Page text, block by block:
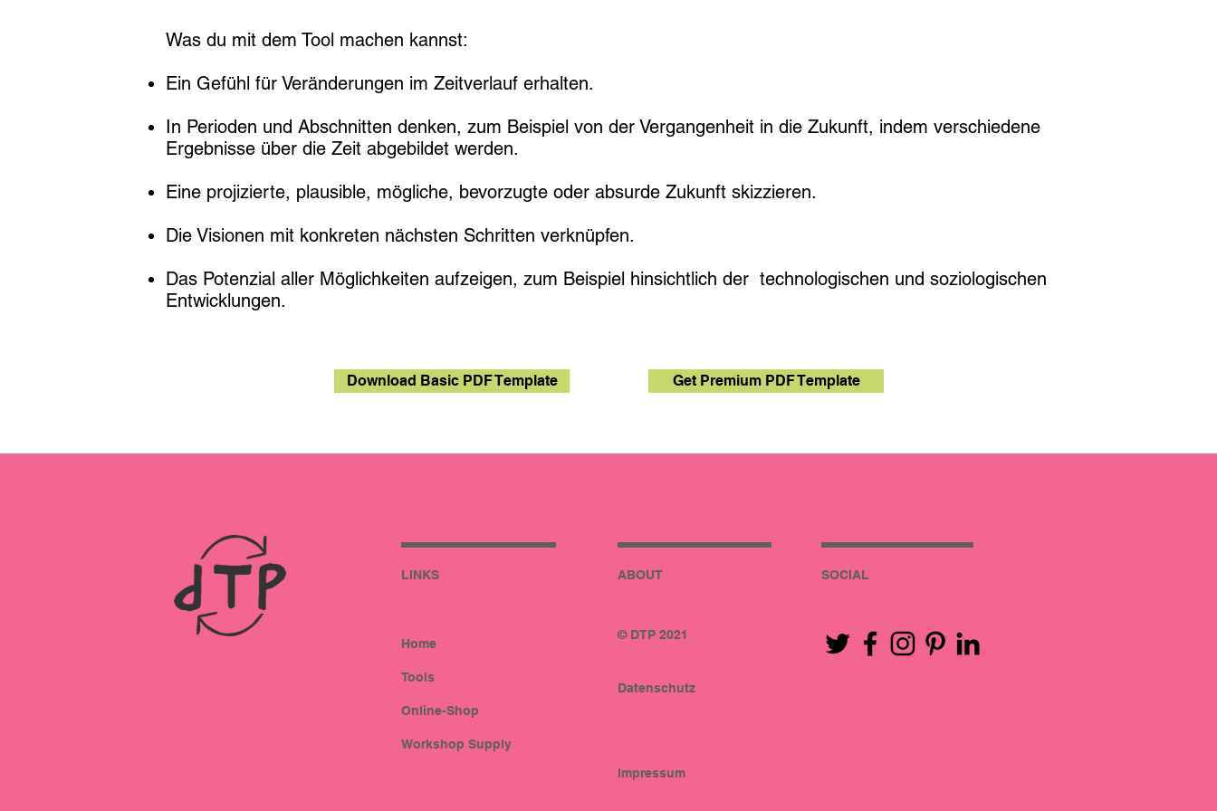
Was du mit dem Tool machen kannst:
Ein Gefühl für Veränderungen im Zeitverlauf erhalten.
In Perioden und Abschnitten denken, zum Beispiel von der Vergangenheit in die Zukunft, indem verschiedene
Ergebnisse über die Zeit abgebildet werden.
Eine projizierte, plausible, mögliche, bevorzugte oder absurde Zukunft skizzieren.
Die Visionen mit konkreten nächsten Schritten verknüpfen.
Das Potenzial aller Möglichkeiten aufzeigen, zum Beispiel hinsichtlich der technologischen und soziologischen
Entwicklungen.
Download Basic PDF Template Get Premium PDF Template
LINKS
Home
Tools
Online-Shop
Workshop Supply
ABOUT
© DTP 2021
SOCIAL
Datenschutz
Impressum